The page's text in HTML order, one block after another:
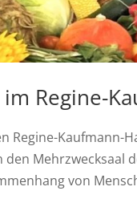
Regine-
Regine-Kaufmann-
Mehrzwecksaal
von